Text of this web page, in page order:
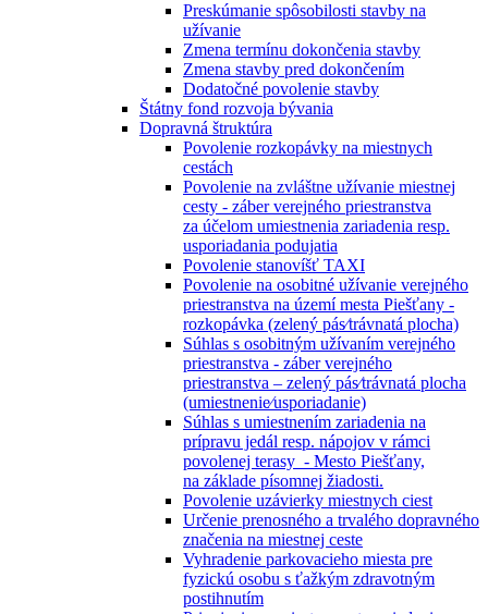
Preskúmanie spôsobilosti stavby na
užívanie
Zmena termínu dokončenia stavby
Zmena stavby pred dokončením
Dodatočné povolenie stavby
Štátny fond rozvoja bývania
Dopravná štruktúra
Povolenie rozkopávky na miestnych
cestách
Povolenie na zvláštne užívanie miestnej
cesty - záber verejného priestranstva
za účelom umiestnenia zariadenia resp.
usporiadania podujatia
Povolenie stanovíšť TAXI
Povolenie na osobitné užívanie verejného
priestranstva na území mesta Piešťany -
rozkopávka (zelený pás⁄trávnatá plocha)
Súhlas s osobitným užívaním verejného
priestranstva - záber verejného
priestranstva – zelený pás⁄trávnatá plocha
(umiestnenie⁄usporiadanie)
Súhlas s umiestnením zariadenia na
prípravu jedál resp. nápojov v rámci
povolenej terasy - Mesto Piešťany,
na základe písomnej žiadosti.
Povolenie uzávierky miestnych ciest
Určenie prenosného a trvalého dopravného
značenia na miestnej ceste
Vyhradenie parkovacieho miesta pre
fyzickú osobu s ťažkým zdravotným
postihnutím